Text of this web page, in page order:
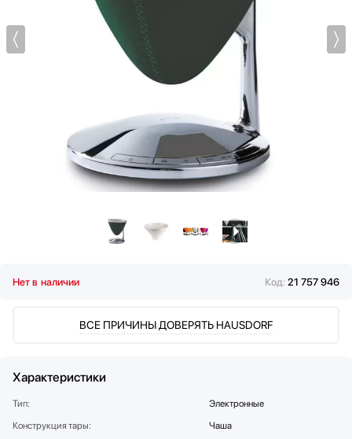
Мультиварки
Паровые шкафы для одежды
Парогенераторы
Подогреватели
Проф. аксессуары
Пылесосы
Смесители
Стиральные машины
Телевизоры
Нет в наличии Код: 21 757 946
ВСЕ ПРИЧИНЫ ДОВЕРЯТЬ HAUSDORF
Характеристики
Тип:
Электронные
Конструкция тары:
Чаша